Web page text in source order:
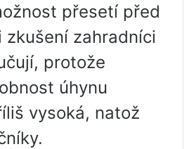
přesetí před
zkušení zahradníci
protože
úhynu
vysoká, natož